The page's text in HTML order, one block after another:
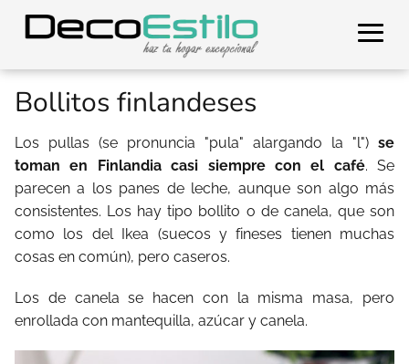
Bollitos finlandeses
Los pullas (se pronuncia "pula" alargando la "l") se
toman en Finlandia casi siempre con el café. Se
parecen a los panes de leche, aunque son algo más
consistentes. Los hay tipo bollito o de canela, que son
como los del Ikea (suecos y fineses tienen muchas
cosas en común), pero caseros.
Los de canela se hacen con la misma masa, pero
enrollada con mantequilla, azúcar y canela.